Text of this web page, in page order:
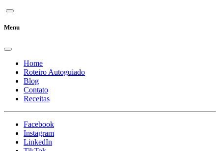
Menu
Home
Roteiro Autoguiado
Blog
Contato
Receitas
Facebook
Instagram
LinkedIn